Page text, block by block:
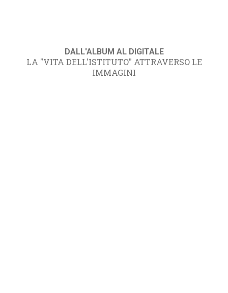
DALL'ALBUM AL DIGITALE
LA "VITA DELL'ISTITUTO" ATTRAVERSO LE
IMMAGINI